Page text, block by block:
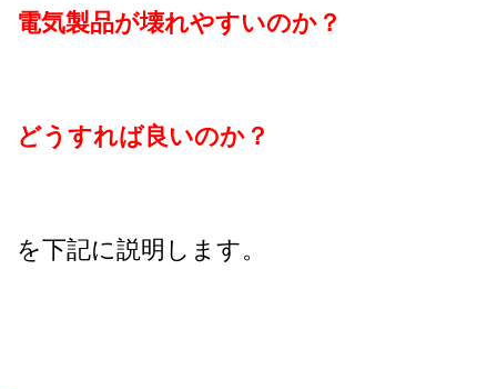
電気製品が壊れやすいのか？
どうすれば良いのか？
を下記に説明します。